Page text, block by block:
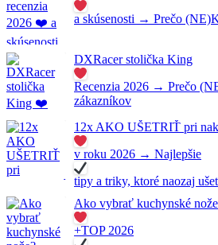
a skúsenosti → Prečo
DXRacer stolička King
Recenzia 2026 → Prečo
zákazníkov
12x AKO UŠETRIŤ pri
v roku 2026 → Najlepšie
tipy a triky, ktoré naozaj
Ako vybrať kuchynské
+TOP 2026